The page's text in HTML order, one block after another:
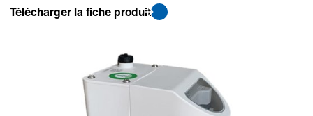
Télécharger la fiche produit